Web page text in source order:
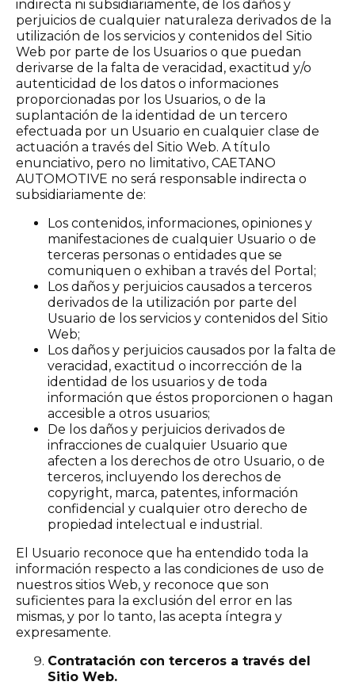
indirecta ni subsidiariamente, de los daños y
perjuicios de cualquier naturaleza derivados de la
utilización de los servicios y contenidos del Sitio
Web por parte de los Usuarios o que puedan
derivarse de la falta de veracidad, exactitud y/o
autenticidad de los datos o informaciones
proporcionadas por los Usuarios, o de la
suplantación de la identidad de un tercero
efectuada por un Usuario en cualquier clase de
actuación a través del Sitio Web. A título
enunciativo, pero no limitativo, CAETANO
AUTOMOTIVE no será responsable indirecta o
subsidiariamente de:
Los contenidos, informaciones, opiniones y
manifestaciones de cualquier Usuario o de
terceras personas o entidades que se
comuniquen o exhiban a través del Portal;
Los daños y perjuicios causados a terceros
derivados de la utilización por parte del
Usuario de los servicios y contenidos del Sitio
Web;
Los daños y perjuicios causados por la falta de
veracidad, exactitud o incorrección de la
identidad de los usuarios y de toda
información que éstos proporcionen o hagan
accesible a otros usuarios;
De los daños y perjuicios derivados de
infracciones de cualquier Usuario que
afecten a los derechos de otro Usuario, o de
terceros, incluyendo los derechos de
copyright, marca, patentes, información
confidencial y cualquier otro derecho de
propiedad intelectual e industrial.
El Usuario reconoce que ha entendido toda la
información respecto a las condiciones de uso de
nuestros sitios Web, y reconoce que son
suficientes para la exclusión del error en las
mismas, y por lo tanto, las acepta íntegra y
expresamente.
Contratación con terceros a través del
Sitio Web.